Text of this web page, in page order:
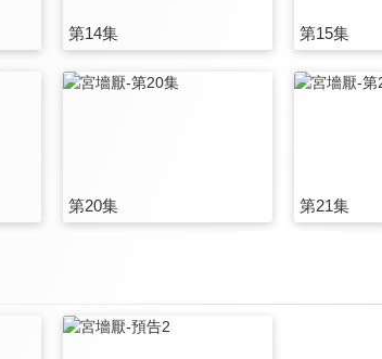
第14集 第15集
第20集 第21集